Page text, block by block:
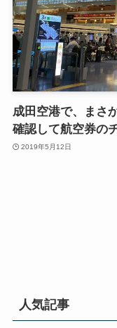
成田空港で、まさ
確認して航空券の
2019年5月12日
人気記事